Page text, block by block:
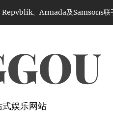
、Armada及Samsons联手
式娱乐网站